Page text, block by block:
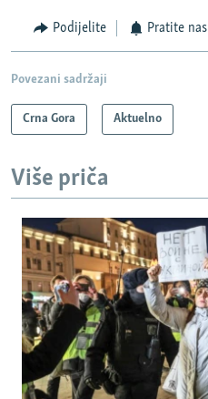
Podijelite Pratite nas
Povezani sadržaji
Crna Gora Aktuelno
Više priča